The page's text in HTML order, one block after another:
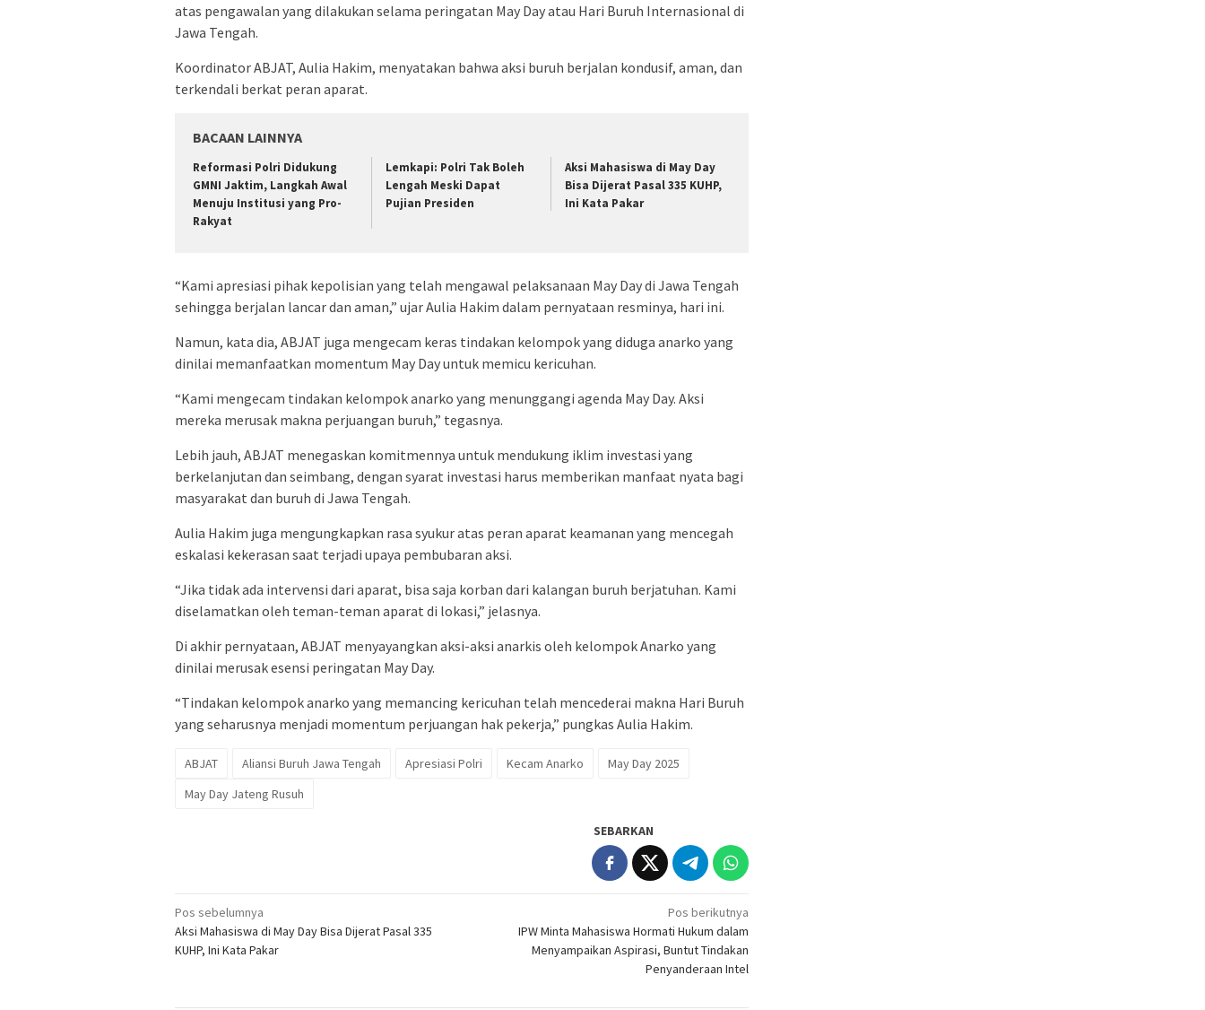
atas pengawalan yang dilakukan selama peringatan May Day atau Hari Buruh Internasional di
Jawa Tengah.
Koordinator ABJAT, Aulia Hakim, menyatakan bahwa aksi buruh berjalan kondusif, aman, dan
terkendali berkat peran aparat.
BACAAN LAINNYA
Reformasi Polri Didukung
GMNI Jaktim, Langkah Awal
Menuju Institusi yang Pro-
Rakyat
Lemkapi: Polri Tak Boleh
Lengah Meski Dapat
Pujian Presiden
Aksi Mahasiswa di May Day
Bisa Dijerat Pasal 335 KUHP,
Ini Kata Pakar
“Kami apresiasi pihak kepolisian yang telah mengawal pelaksanaan May Day di Jawa Tengah
sehingga berjalan lancar dan aman,” ujar Aulia Hakim dalam pernyataan resminya, hari ini.
Namun, kata dia, ABJAT juga mengecam keras tindakan kelompok yang diduga anarko yang
dinilai memanfaatkan momentum May Day untuk memicu kericuhan.
“Kami mengecam tindakan kelompok anarko yang menunggangi agenda May Day. Aksi
mereka merusak makna perjuangan buruh,” tegasnya.
Lebih jauh, ABJAT menegaskan komitmennya untuk mendukung iklim investasi yang
berkelanjutan dan seimbang, dengan syarat investasi harus memberikan manfaat nyata bagi
masyarakat dan buruh di Jawa Tengah.
Aulia Hakim juga mengungkapkan rasa syukur atas peran aparat keamanan yang mencegah
eskalasi kekerasan saat terjadi upaya pembubaran aksi.
“Jika tidak ada intervensi dari aparat, bisa saja korban dari kalangan buruh berjatuhan. Kami
diselamatkan oleh teman-teman aparat di lokasi,” jelasnya.
Di akhir pernyataan, ABJAT menyayangkan aksi-aksi anarkis oleh kelompok Anarko yang
dinilai merusak esensi peringatan May Day.
“Tindakan kelompok anarko yang memancing kericuhan telah mencederai makna Hari Buruh
yang seharusnya menjadi momentum perjuangan hak pekerja,” pungkas Aulia Hakim.
ABJAT Aliansi Buruh Jawa Tengah Apresiasi Polri Kecam Anarko
May Day 2025
May Day Jateng Rusuh
SEBARKAN
Navigasi
pos
Pos sebelumnya
Aksi Mahasiswa di May Day Bisa Dijerat Pasal 335
KUHP, Ini Kata Pakar
Pos berikutnya
IPW Minta Mahasiswa Hormati Hukum dalam
Menyampaikan Aspirasi, Buntut Tindakan
Penyanderaan Intel